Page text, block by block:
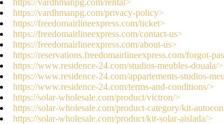
https://vardhmanpg.com/privacy-policy>
https://freedomairlineexpress.com/ticket>
https://freedomairlineexpress.com/contact-us>
https://freedomairlineexpress.com/about-us>
https://reservations.freedomairlineexpress.com/forgot-
https://www.residence-24.com/studios-meubles-douala/>
https://www.residence-24.com/appartements-studios-
https://www.residence-24.com/terms-and-conditions/>
https://solar-wholesale.com/product/victron/>
https://solar-wholesale.com/product-category/kit-
https://solar-wholesale.com/product/kit-solar-aislada/>